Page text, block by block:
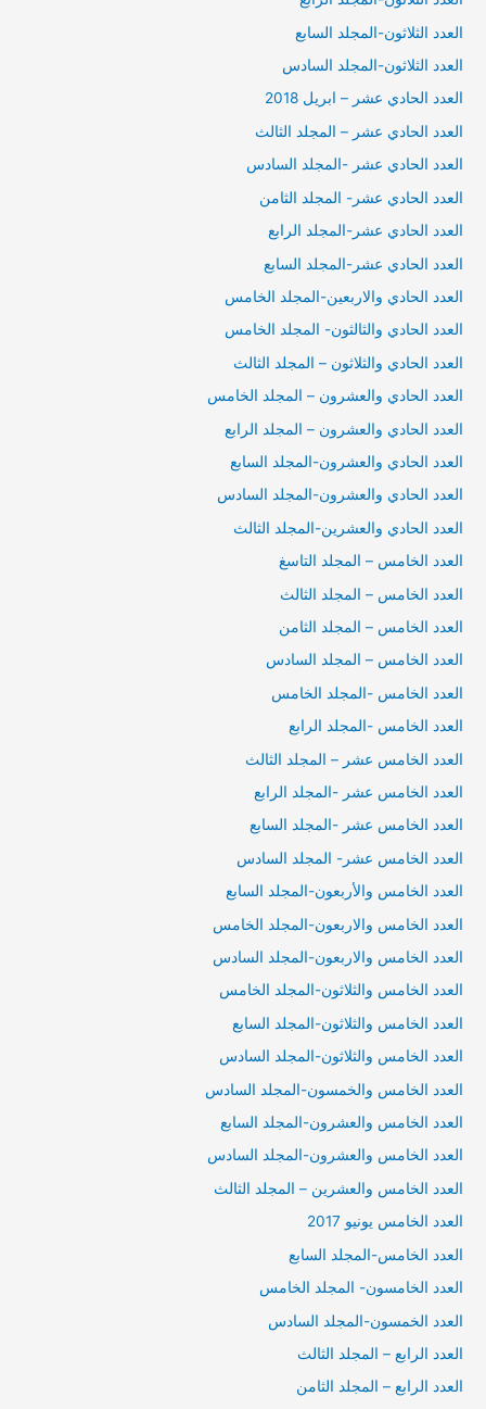
العدد الثلاثون-المجلد السابع
العدد الثلاثون-المجلد السادس
العدد الحادي عشر – ابريل 2018
العدد الحادي عشر – المجلد الثالث
العدد الحادي عشر -المجلد السادس
العدد الحادي عشر- المجلد الثامن
العدد الحادي عشر-المجلد الرابع
العدد الحادي عشر-المجلد السابع
العدد الحادي والاربعين-المجلد الخامس
العدد الحادي والثالثون- المجلد الخامس
العدد الحادي والثلاثون – المجلد الثالث
العدد الحادي والعشرون – المجلد الخامس
العدد الحادي والعشرون – المجلد الرابع
العدد الحادي والعشرون-المجلد السابع
العدد الحادي والعشرون-المجلد السادس
العدد الحادي والعشرين-المجلد الثالث
العدد الخامس – المجلد التاسغ
العدد الخامس – المجلد الثالث
العدد الخامس – المجلد الثامن
العدد الخامس – المجلد السادس
العدد الخامس -المجلد الخامس
العدد الخامس -المجلد الرابع
العدد الخامس عشر – المجلد الثالث
العدد الخامس عشر -المجلد الرابع
العدد الخامس عشر -المجلد السابع
العدد الخامس عشر- المجلد السادس
العدد الخامس والأربعون-المجلد السابع
العدد الخامس والاربعون-المجلد الخامس
العدد الخامس والاربعون-المجلد السادس
العدد الخامس والثلاثون-المجلد الخامس
العدد الخامس والثلاثون-المجلد السابع
العدد الخامس والثلاثون-المجلد السادس
العدد الخامس والخمسون-المجلد السادس
العدد الخامس والعشرون-المجلد السابع
العدد الخامس والعشرون-المجلد السادس
العدد الخامس والعشرين – المجلد الثالث
العدد الخامس يونيو 2017
العدد الخامس-المجلد السابع
العدد الخامسون- المجلد الخامس
العدد الخمسون-المجلد السادس
العدد الرابع – المجلد الثالث
العدد الرابع – المجلد الثامن